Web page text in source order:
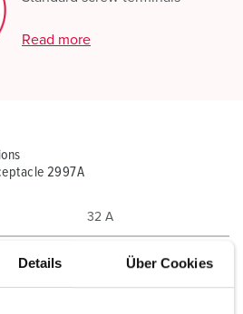
Details Über Cookies
Read more
2997A
32 A
50-500 V